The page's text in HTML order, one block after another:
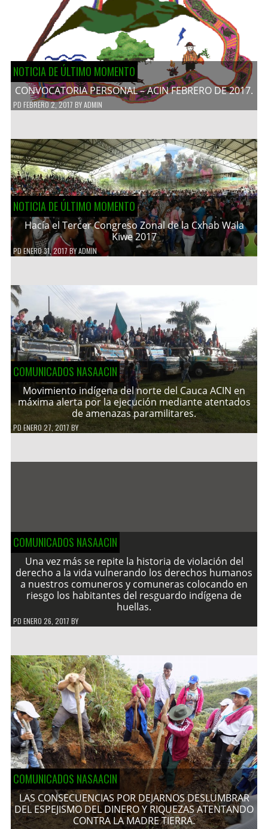
NOTICIA DE ÚLTIMO MOMENTO
CONVOCATORIA PERSONAL – ACIN FEBRERO DE 2017.
PD FEBRERO 2, 2017 BYADMIN
NOTICIA DE ÚLTIMO MOMENTO
Hacía el Tercer Congreso Zonal de la Cxhab Wala
Kiwe 2017
PDENERO 31, 2017 BYADMIN
COMUNICADOS NASAACIN
Movimiento indígena del norte del Cauca ACIN en
máxima alerta por la ejecución mediante atentados
de amenazas paramilitares.
PDENERO 27, 2017 BY
COMUNICADOS NASAACIN
Una vez más se repite la historia de violación del
derecho a la vida vulnerando los derechos humanos
a nuestros comuneros y comuneras colocando en
riesgo los habitantes del resguardo indígena de
huellas.
PD ENERO 26, 2017 BY
COMUNICADOS NASAACIN
LAS CONSECUENCIAS POR DEJARNOS DESLUMBRAR
DEL ESPEJISMO DEL DINERO Y RIQUEZAS ATENTANDO
CONTRA LA MADRE TIERRA.